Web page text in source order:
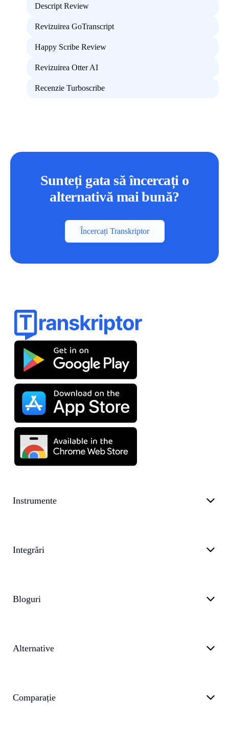
Descript Review
Revizuirea GoTranscript
Happy Scribe Review
Revizuirea Otter AI
Recenzie Turboscribe
Sunteți gata să încercați o
alternativă mai bună?
Încercați Transkriptor
Instrumente
Integrări
Bloguri
Alternative
Comparație